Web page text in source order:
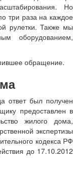
Но
три раза на каждое
рулетки. Также мы
оборудованием,
обращение.
ответ был получен
предоставлен в
жилого дома,
экспертизы
кодекса РФ
до 17.10.2012